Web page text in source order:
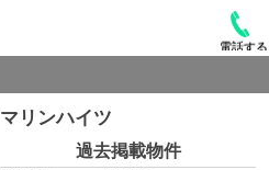
電話する
マリンハイツ
過去掲載物件